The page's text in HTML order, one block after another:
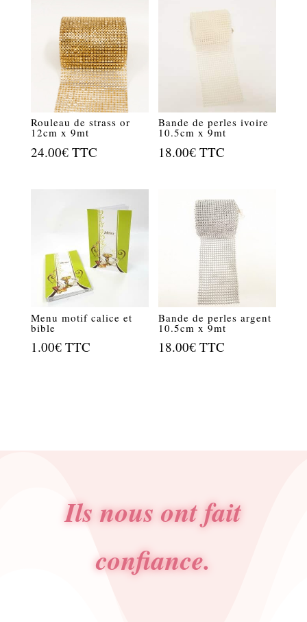
Rouleau de strass or
12cm x 9mt
24.00€ TTC
Bande de perles ivoire
10.5cm x 9mt
18.00€ TTC
Menu motif calice et
bible
1.00€ TTC
Bande de perles argent
10.5cm x 9mt
18.00€ TTC
Ils nous ont fait
confiance.